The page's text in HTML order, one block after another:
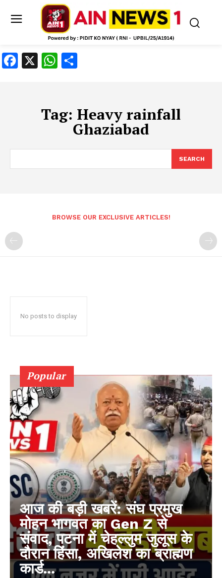
Facebook
X WhatsApp
Tag: Heavy rainfall
Ghaziabad
SEARCH
BROWSE OUR EXCLUSIVE ARTICLES!
No posts to display
Popular
आज की बड़ी खबरें: संघ प्रमुख
मोहन भागवत का Gen Z से
संवाद, पटना में चेहल्लुम जुलूस के
दौरान हिंसा, अखिलेश का ब्राह्मण
कार्ड...